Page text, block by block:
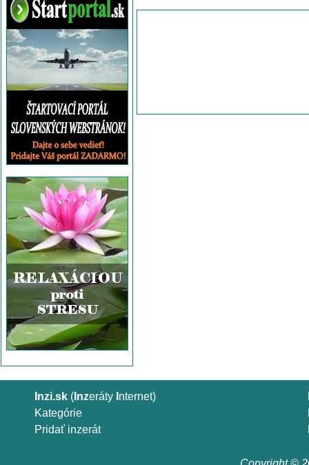
Inzi.sk ( Inzeráty nternet)
Kategórie
Pridať inzerát